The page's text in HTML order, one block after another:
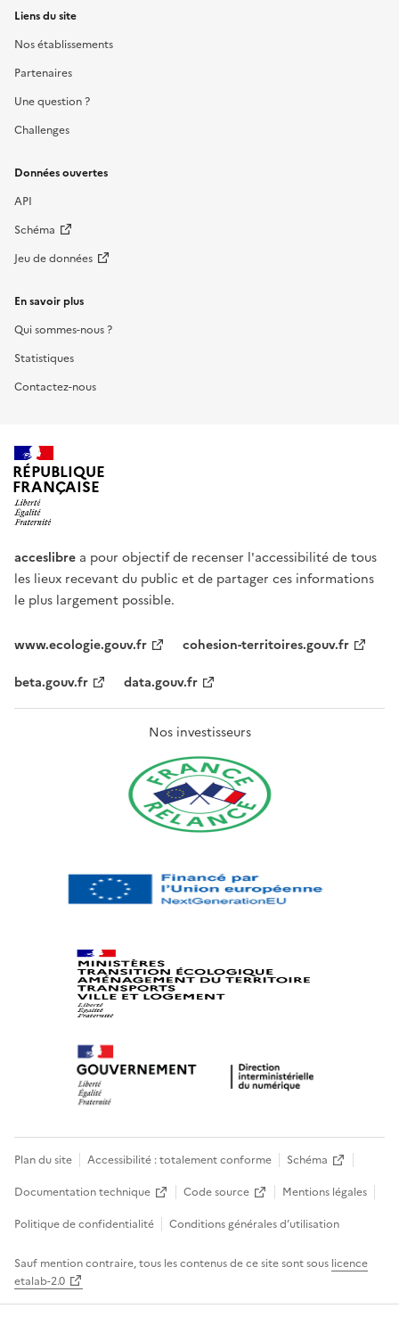
Liens du site
Nos établissements
Partenaires
Une question ?
Challenges
Données ouvertes
API
Schéma
Jeu de données
En savoir plus
Qui sommes-nous ?
Statistiques
Contactez-nous
RÉPUBLIQUE
FRANÇAISE
acceslibre a pour objectif de recenser l'accessibilité de tous
les lieux recevant du public et de partager ces informations
le plus largement possible.
www.ecologie.gouv.fr
cohesion-territoires.gouv.fr
beta.gouv.fr
data.gouv.fr
Nos investisseurs
Plan du site Accessibilité : totalement conforme
Schéma
Documentation technique
Code source
Mentions légales
Politique de confidentialité
Conditions générales d’utilisation
Sauf mention contraire, tous les contenus de ce site sont sous licence
etalab-2.0